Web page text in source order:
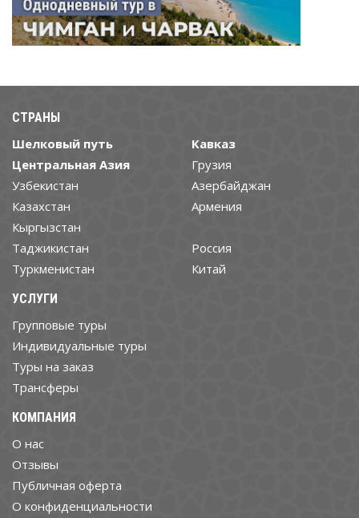
СТРАНЫ
Шелковый путь
Центральная Азия
Узбекистан
Казахстан
Кыргызстан
Таджикистан
Туркменистан
Кавказ
Грузия
Азербайджан
Армения
Россия
Китай
УСЛУГИ
Групповые туры
Индивидуальные туры
Туры на заказ
Трансферы
КОМПАНИЯ
О нас
Отзывы
Публичная оферта
О конфиденциальности